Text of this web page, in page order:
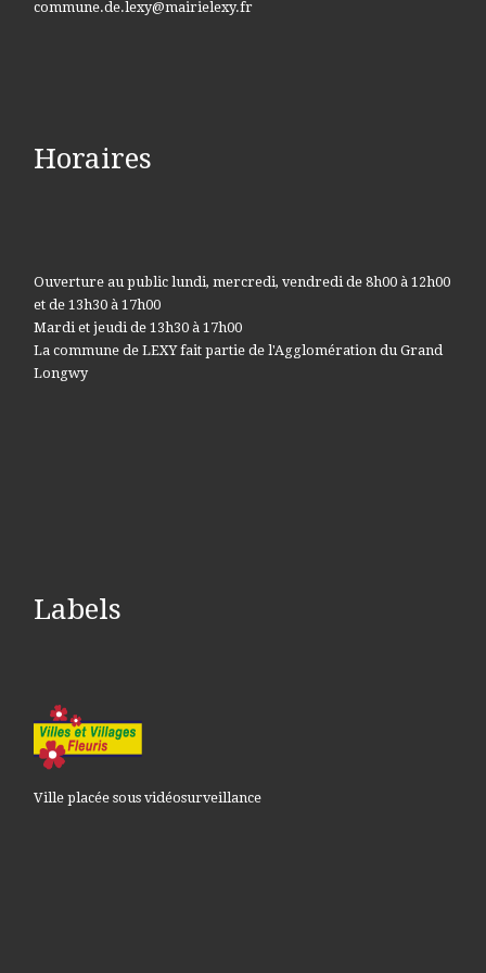
commune.de.lexy@mairielexy.fr
Horaires
Ouverture au public lundi, mercredi, vendredi de 8h00 à 12h00
et de 13h30 à 17h00
Mardi et jeudi de 13h30 à 17h00
La commune de LEXY fait partie de l'Agglomération du Grand
Longwy
Labels
Ville placée sous vidéosurveillance